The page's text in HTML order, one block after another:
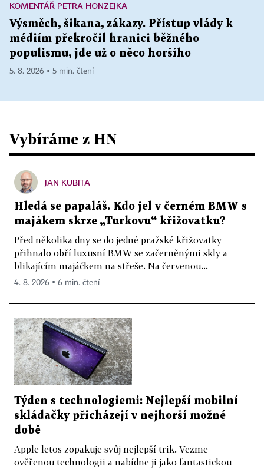
KOMENTÁŘ PETRA HONZEJKA
Výsměch, šikana, zákazy. Přístup vlády k
médiím překročil hranici běžného
populismu, jde už o něco horšího
5. 8. 2026 ▪ 5 min. čtení
Vybíráme z HN
JAN KUBITA
Hledá se papaláš. Kdo jel v černém BMW s
majákem skrze „Turkovu“ křižovatku?
Před několika dny se do jedné pražské křižovatky
přihnalo obří luxusní BMW se začerněnými skly a
blikajícím majáčkem na střeše. Na červenou...
4. 8. 2026 ▪ 6 min. čtení
Týden s technologiemi: Nejlepší mobilní
skládačky přicházejí v nejhorší možné
době
Apple letos zopakuje svůj nejlepší trik. Vezme
ověřenou technologii a nabídne ji jako fantastickou